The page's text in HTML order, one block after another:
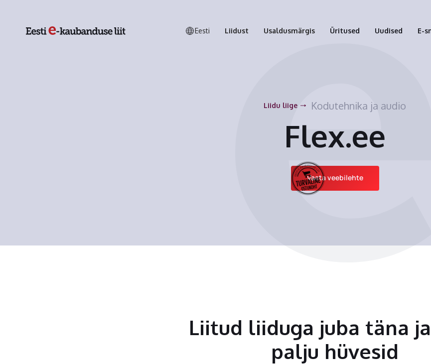
Eesti Liidust Usaldusmärgis Üritused Uudised E-
Liidu liige Kodutehnika ja audio
Flex.ee
Vaata veebilehte
Liitud liiduga juba täna
palju hüvesid